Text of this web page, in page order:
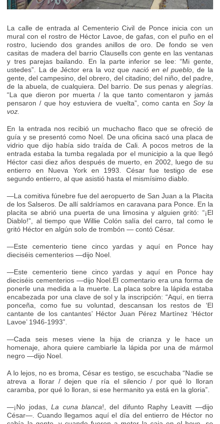
La calle de entrada al Cementerio Civil de Ponce inicia con un
mural con el rostro de Héctor Lavoe, de gafas, con el puño en el
rostro, luciendo dos grandes anillos de oro. De fondo se ven
casitas de madera del barrio Clausells con gente en las ventanas
y tres parejas bailando. En la parte inferior se lee: “Mi gente,
ustedes”. La de Jéctor era la voz quenació en el pueblo, de la
gente, del campesino, del obrero, del citadino; del niño, del padre,
de la abuela, de cualquiera. Del barrio. De sus penas y alegrías.
“La que dieron por muerta / la que tanto comentaron y jamás
pensaron / que hoy estuviera de vuelta”, como canta en Soy la
voz.
En la entrada nos recibió un muchacho flaco que se ofreció de
guía y se presentó como Noel. De una oficina sacó una placa de
vidrio que dijo había sido traída de Cali. A pocos metros de la
entrada estaba la tumba regalada por el municipio a la que llegó
Héctor casi diez años después de muerto, en 2002, luego de su
entierro en Nueva York en 1993. César fue testigo de ese
segundo entierro, al que asistió hasta el mismísimo diablo.
—La comitiva fúnebre fue del aeropuerto de San Juan a la Placita
de los Salseros. De allí saldríamos en caravana para Ponce. En la
placita se abrió una puerta de una limosina y alguien gritó: “¡El
Diablo!”, al tiempo que Willie Colón salía del carro, tal como le
gritó Héctor en algún solo de trombón — contó César.
—Este cementerio tiene cinco yardas y aquí en Ponce hay
dieciséis cementerios —dijo Noel.
—Este cementerio tiene cinco yardas y aquí en Ponce hay
dieciséis cementerios —dijo Noel.El comentario era una forma de
ponerle una medida a la muerte. La placa sobre la lápida estaba
encabezada por una clave de sol y la inscripción: “Aquí, en tierra
ponceña, como fue su voluntad, descansan los restos de ‘El
cantante de los cantantes’ Héctor Juan Pérez Martínez ‘Héctor
Lavoe’ 1946-1993”.
—Cada seis meses viene la hija de crianza y le hace un
homenaje, ahora quiere cambiarle la lápida por una de mármol
negro —dijo Noel.
A lo lejos, no es broma, César es testigo, se escuchaba “Nadie se
atreva a llorar / dejen que ría el silencio / por qué lo lloran
caramba, por qué lo lloran, si ese hermanito ya está en la gloria”.
—¡No jodas, La cuna blanca!, del difunto Raphy Leavitt —dijo
César—. Cuando llegamos aquí el día del entierro de Héctor no